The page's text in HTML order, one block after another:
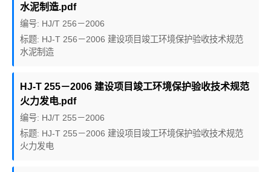
水泥制造.pdf
编号: HJ/T 256－2006
标题: HJ-T 256－2006 建设项目竣工环境保护验收技术规范
水泥制造
HJ-T 255－2006 建设项目竣工环境保护验收技术规范
火力发电.pdf
编号: HJ/T 255－2006
标题: HJ-T 255－2006 建设项目竣工环境保护验收技术规范
火力发电